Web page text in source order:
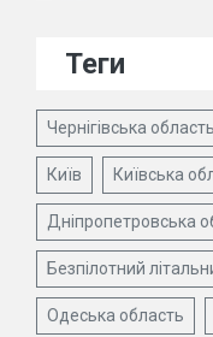
Теги
Чернігівська область
Київ Київська
Дніпропетровська
Безпілотний
Одеська область